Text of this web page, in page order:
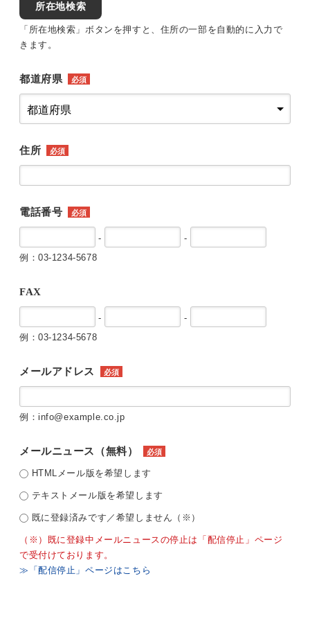
所在地検索
「所在地検索」ボタンを押すと、住所の一部を自動的に入力で
きます。
都道府県 必須
住所 必須
電話番号 必須
-
-
例：03-1234-5678
FAX
-
-
例：03-1234-5678
メールアドレス 必須
例：info@example.co.jp
メールニュース（無料） 必須
HTMLメール版を希望します
テキストメール版を希望します
既に登録済みです／希望しません（※）
（※）既に登録中メールニュースの停止は「配信停止」ページ
で受付けております。
≫「配信停止」ページはこちら